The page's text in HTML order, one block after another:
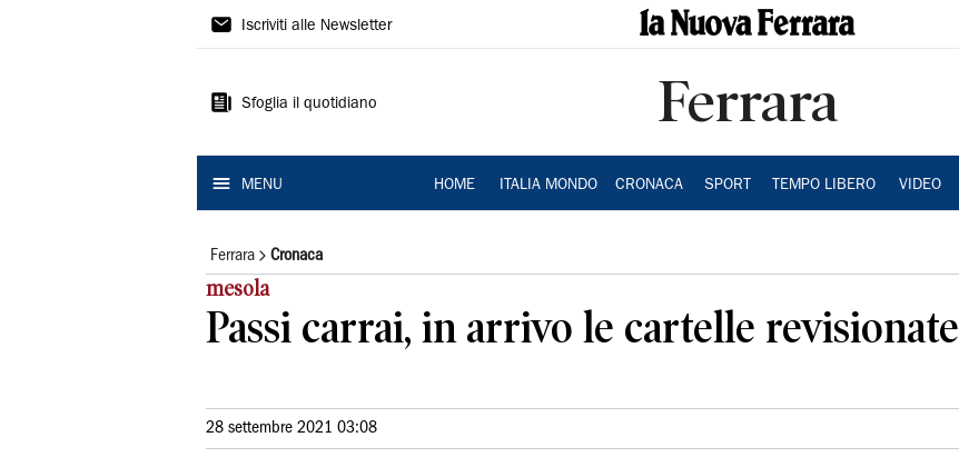
La
Ferrara
Iscriviti alle Newsletter
Sfoglia il quotidiano Ferrara
MENU HOME ITALIA MONDO CRONACA SPORT TEMPO LIBERO VIDEO
Ferrara Cronaca
mesola
Passi carrai, in arrivo le cartelle revisionate
28 settembre 2021 03:08